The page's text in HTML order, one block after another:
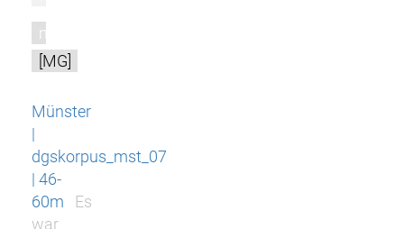
m
[MG]
Münster
|
dgskorpus_mst_07
| 46-
60m
Es
war